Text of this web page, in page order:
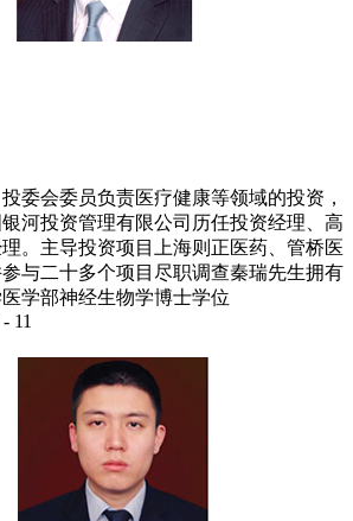
委会委员负责医疗健康等领域的投资，
河投资管理有限公司历任投资经理、高
。主导投资项目上海则正医药、管桥医
与二十多个项目尽职调查秦瑞先生拥有
学部神经生物学博士学位
- 11